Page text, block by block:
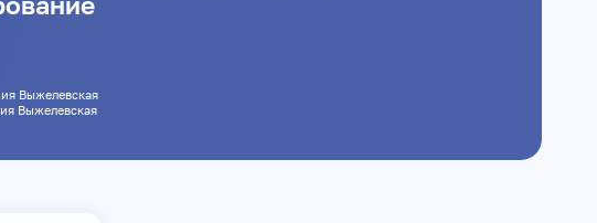
Выжелевская
Выжелевская